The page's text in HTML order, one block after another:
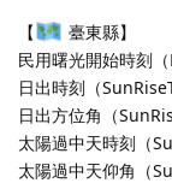
【
臺東縣】
民用曙光開始時刻
日出時刻（
日出方位角（
太陽過中天時刻（
太陽過中天仰角（